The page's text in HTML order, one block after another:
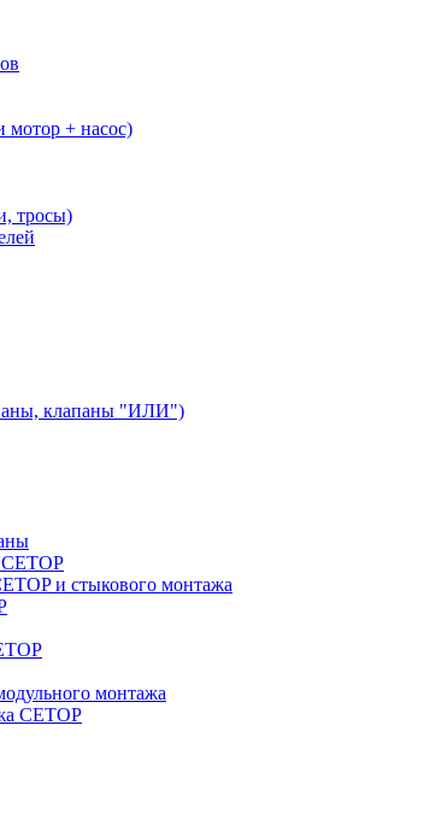
мотор + насос)
тросы)
клапаны "ИЛИ")
и стыкового монтажа
монтажа
CETOP